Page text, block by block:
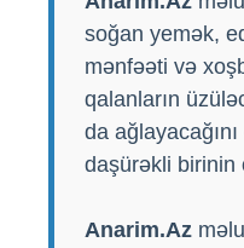
soğan yemək,
mənfəəti və
qalanların
da
daşürəkli birinin
Anarim.Az